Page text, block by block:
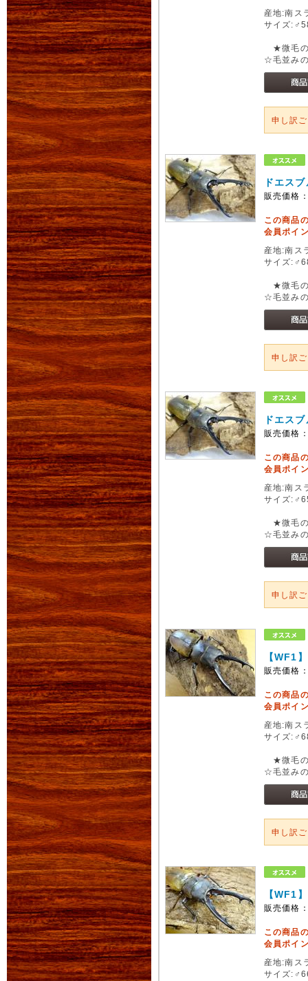
産地:南
サイズ
★微毛の
☆毛並み
申し訳
ドエス
販売価格
この商品
会員ポイ
産地:南
サイズ
★微毛の
☆毛並み
申し訳
ドエス
販売価格
この商品
会員ポイ
産地:南
サイズ
★微毛の
☆毛並み
申し訳
【WF1
販売価格
この商品
会員ポイ
産地:南
サイズ
★微毛の
☆毛並み
申し訳
【WF1
販売価格
この商品
会員ポイ
産地:南
サイズ